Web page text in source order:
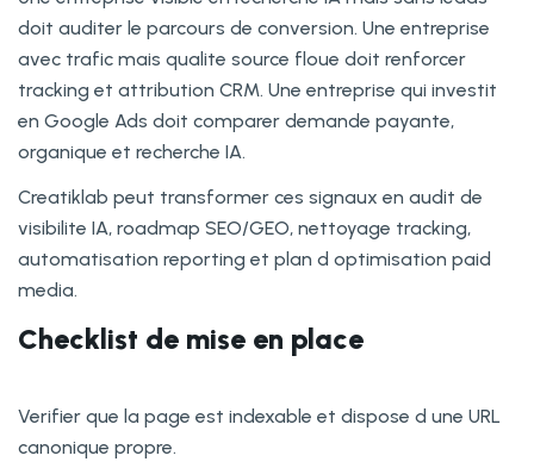
doit auditer le parcours de conversion. Une entreprise
avec trafic mais qualite source floue doit renforcer
tracking et attribution CRM. Une entreprise qui investit
en Google Ads doit comparer demande payante,
organique et recherche IA.
Creatiklab peut transformer ces signaux en audit de
visibilite IA, roadmap SEO/GEO, nettoyage tracking,
automatisation reporting et plan d optimisation paid
media.
Checklist de mise en place
Verifier que la page est indexable et dispose d une URL
canonique propre.